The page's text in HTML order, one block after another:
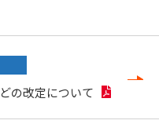
の改定について